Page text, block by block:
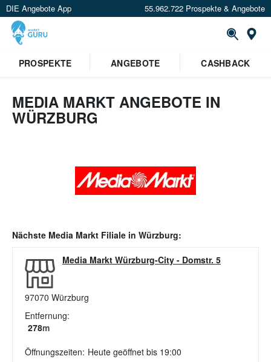
DIE Angebote App 55.962.722 Prospekte & Angebote
PROSPEKTE
ANGEBOTE CASHBACK
MEDIA MARKT ANGEBOTE IN
WÜRZBURG
Nächste Media Markt Filiale in Würzburg:
Media Markt Würzburg-City - Domstr. 5
97070 Würzburg
Entfernung:
278m
Öffnungszeiten: Heute geöffnet bis 19:00